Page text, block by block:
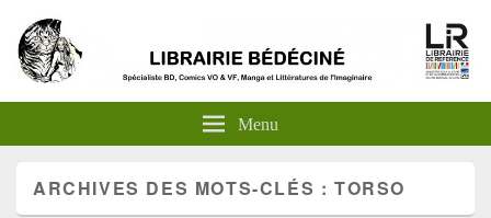
Menu
ARCHIVES DES MOTS-CLÉS :TORSO